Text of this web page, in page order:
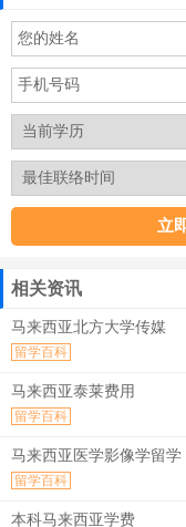
相关资讯
马来西亚北方大学传媒
留学百科
马来西亚泰莱费用
留学百科
马来西亚医学影像学留学
留学百科
本科马来西亚学费